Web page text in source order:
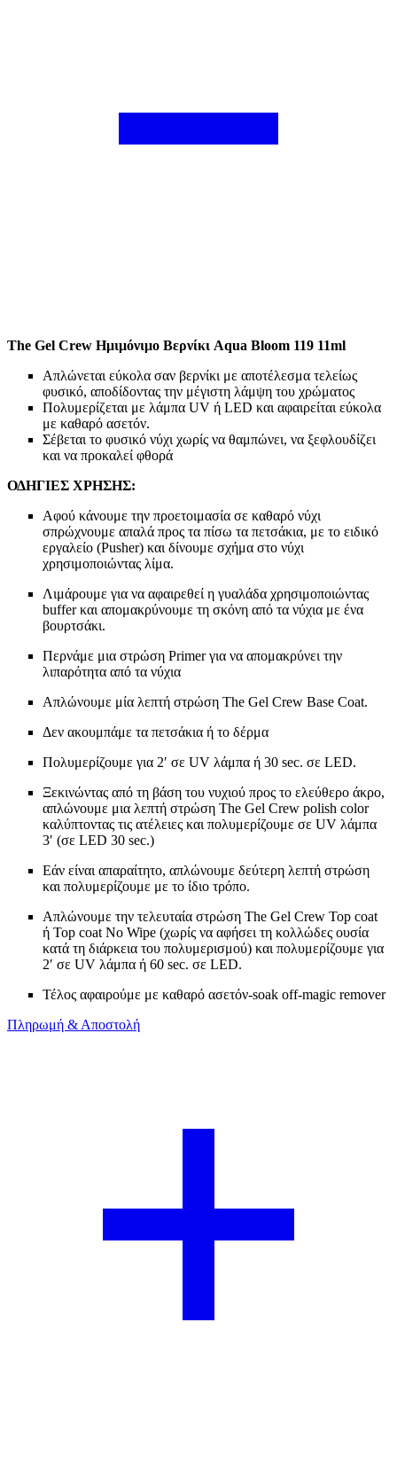
The Gel Crew Ημιμόνιμο Βερνίκι Aqua Bloom 119 11ml
Απλώνεται εύκολα σαν βερνίκι με αποτέλεσμα τελείως
φυσικό, αποδίδοντας την μέγιστη λάμψη του χρώματος
Πολυμερίζεται με λάμπα UV ή LED και αφαιρείται εύκολα
με καθαρό ασετόν.
Σέβεται το φυσικό νύχι χωρίς να θαμπώνει, να ξεφλουδίζει
και να προκαλεί φθορά
ΟΔΗΓΙΕΣ ΧΡΗΣΗΣ:
Αφού κάνουμε την προετοιμασία σε καθαρό νύχι
σπρώχνουμε απαλά προς τα πίσω τα πετσάκια, με το ειδικό
εργαλείο (Pusher) και δίνουμε σχήμα στο νύχι
χρησιμοποιώντας λίμα.
Λιμάρουμε για να αφαιρεθεί η γυαλάδα χρησιμοποιώντας
buffer και απομακρύνουμε τη σκόνη από τα νύχια με ένα
βουρτσάκι.
Περνάμε μια στρώση Primer για να απομακρύνει την
λιπαρότητα από τα νύχια
Απλώνουμε μία λεπτή στρώση The Gel Crew Base Coat.
Δεν ακουμπάμε τα πετσάκια ή το δέρμα
Πολυμερίζουμε για 2′ σε UV λάμπα ή 30 sec. σε LED.
Ξεκινώντας από τη βάση του νυχιού προς το ελεύθερο άκρο,
απλώνουμε μια λεπτή στρώση The Gel Crew polish color
καλύπτοντας τις ατέλειες και πολυμερίζουμε σε UV λάμπα
3′ (σε LED 30 sec.)
Εάν είναι απαραίτητο, απλώνουμε δεύτερη λεπτή στρώση
και πολυμερίζουμε με το ίδιο τρόπο.
Απλώνουμε την τελευταία στρώση The Gel Crew Top coat
ή Top coat No Wipe (χωρίς να αφήσει τη κολλώδες ουσία
κατά τη διάρκεια του πολυμερισμού) και πολυμερίζουμε για
2′ σε UV λάμπα ή 60 sec. σε LED.
Τέλος αφαιρούμε με καθαρό ασετόν-soak off-magic remover
Πληρωμή & Αποστολή